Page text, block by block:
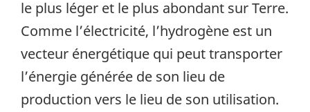
le plus léger et le plus abondant sur Terre.
Comme l’électricité, l’hydrogène est un
vecteur énergétique qui peut transporter
l’énergie générée de son lieu de
production vers le lieu de son utilisation.